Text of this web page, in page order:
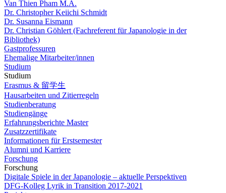
Van Thien Pham M.A.
Dr. Christopher Keiichi Schmidt
Dr. Susanna Eismann
Dr. Christian Göhlert (Fachreferent für Japanologie in der
Bibliothek)
Gastprofessuren
Ehemalige Mitarbeiter/innen
Studium
Studium
Erasmus & 留学生
Hausarbeiten und Zitierregeln
Studienberatung
Studiengänge
Erfahrungsberichte Master
Zusatzzertifikate
Informationen für Erstsemester
Alumni und Karriere
Forschung
Forschung
Digitale Spiele in der Japanologie – aktuelle Perspektiven
DFG-Kolleg Lyrik in Transition 2017-2021